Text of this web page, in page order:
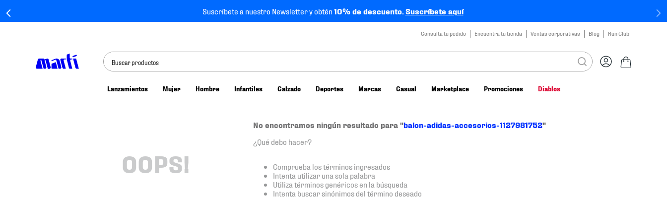
Suscríbete a nuestro Newsletter y obtén10% de descuento.Suscríbete aquí
Consulta tu pedido Encuentra tu tienda Ventas corporativas Blog Run Club
Buscar productos
Lanzamientos Mujer Hombre Infantiles Calzado Deportes Marcas Casual Marketplace Promociones Diablos
OOPS!
No encontramos ningún resultado para "balon-adidas-accesorios-1127981752"
¿Qué debo hacer?
Comprueba los términos ingresados
Intenta utilizar una sola palabra
Utiliza términos genéricos en la búsqueda
Intenta buscar sinónimos del término deseado